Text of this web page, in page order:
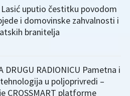
Lasić uputio čestitku povodom
i domovinske zahvalnosti i
branitelja
DRUGU RADIONICU Pametna i
u poljoprivredi –
CROSSMART platforme